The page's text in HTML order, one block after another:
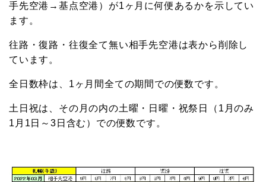
手先空港→基点空港）が1ヶ月に何便あるかを示してい
ます。
往路・復路・往復全て無い相手先空港は表から削除し
ています。
全日数枠は、1ヶ月間全ての期間での便数です。
土日祝は、その月の内の土曜・日曜・祝祭日（1月のみ
1月1日～3日含む）での便数です。